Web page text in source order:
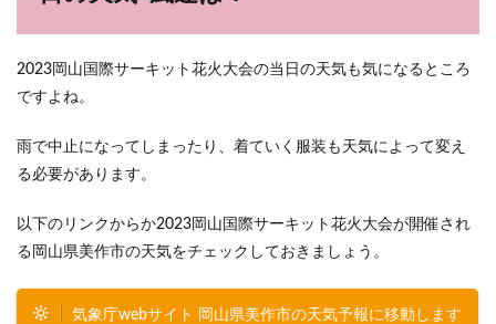
2023岡山国際サーキット花火大会の当日の天気も気になるところ
ですよね。
雨で中止になってしまったり、着ていく服装も天気によって変え
る必要があります。
以下のリンクからか2023岡山国際サーキット花火大会が開催され
る岡山県美作市の天気をチェックしておきましょう。
気象庁webサイト 岡山県美作市の天気予報に移動します